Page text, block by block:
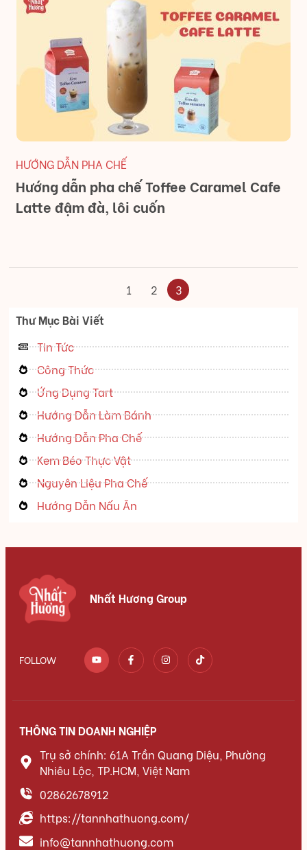
HƯỚNG DẪN PHA CHẾ
Hướng dẫn pha chế Toffee Caramel Cafe
Latte đậm đà, lôi cuốn
1 2
3
Thư Mục Bài Viết
Tin Tức
Công Thức
Ứng Dụng Tart
Hướng Dẫn Làm Bánh
Hướng Dẫn Pha Chế
Kem Béo Thực Vật
Nguyên Liệu Pha Chế
Hướng Dẫn Nấu Ăn
Nhất Hương Group
FOLLOW
THÔNG TIN DOANH NGHIỆP
Trụ sở chính: 61A Trần Quang Diệu, Phường
Nhiêu Lộc, TP.HCM, Việt Nam
02862678912
https://tannhathuong.com/
info@tannhathuong.com